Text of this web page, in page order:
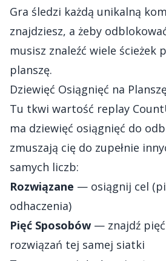
Gra śledzi każdą unikalną
znajdziesz, a żeby
musisz znaleźć wiele ścieżek
planszę.
Dziewięć Osiągnięć na
Tu tkwi wartość replay
ma dziewięć osiągnięć do
zmuszają cię do zupełnie
samych liczb:
Rozwiązane — osiągnij cel
odhaczenia)
Pięć Sposobów — znajdź
rozwiązań tej samej siatki